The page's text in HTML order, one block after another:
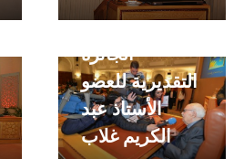
الجائزة
التقديرية للعضو
الأستاذ عبد
الكريم غلاب
قراءات شعرية
من اشعار
سنغور قدمتها
السيدة وداد